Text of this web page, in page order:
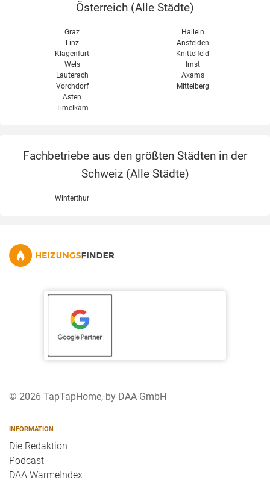
Österreich (Alle Städte)
Graz
Linz
Klagenfurt
Wels
Hallein
Ansfelden
Knittelfeld
Imst
Lauterach
Vorchdorf
Asten
Timelkam
Axams
Mittelberg
Fachbetriebe aus den größten Städten in der
Schweiz (Alle Städte)
Winterthur
© 2026 TapTapHome, by DAA GmbH
INFORMATION
Die Redaktion
Podcast
DAA WärmeIndex